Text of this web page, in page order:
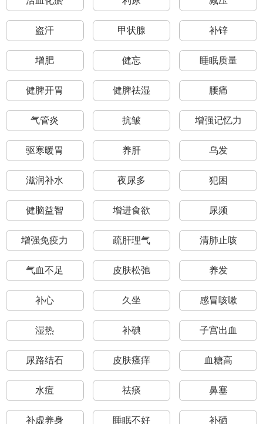
盗汗 甲状腺 补锌
增肥 健忘 睡眠质量
健脾开胃 健脾祛湿 腰痛
气管炎 抗皱 增强记忆力
驱寒暖胃 养肝 乌发
滋润补水 夜尿多 犯困
健脑益智 增进食欲 尿频
增强免疫力 疏肝理气 清肺止咳
气血不足 皮肤松弛 养发
补心 久坐 感冒咳嗽
湿热 补碘 子宫出血
尿路结石 皮肤瘙痒 血糖高
水痘 祛痰 鼻塞
补虚养身 睡眠不好 补硒